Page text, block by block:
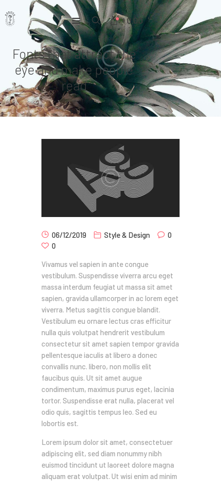
$ 0.00
Fonts that attract the
eye and make people
read
Home
Pages
Portfolio
06/12/2019 Style & Design
0
0
Vivamus vel sapien in ante congue
vestibulum. Suspendisse viverra arcu eget
massa interdum feugiat ut massa sit amet
sapien, gravida ullamcorper in ac lorem eget
viverra. Metus sagittis congue blandit.
Vestibulum eu ornare lectus cras efficitur
nulla quis volutpat hendrerit vestibulum
consectetur sit amet sapien tempor gravida
pellentesque iaculis at libero a donec
convallis nunc. libero, non mollis elit
faucibus quis. Ut sit amet augue
condimentum, maximus purus eget, lacinia
tortor. Suspendisse erat nulla, placerat vel
odio quis, sagittis tempus leo. Sed eu
lobortis est.
Lorem ipsum dolor sit amet, consectetuer
adipiscing elit, sed diam nonummy nibh
euismod tincidunt ut laoreet dolore magna
aliquam erat volutpat. Ut wisi enim ad minim